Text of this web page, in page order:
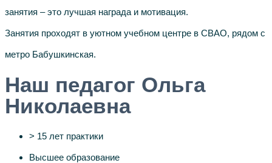
занятия – это лучшая награда и мотивация.
Занятия проходят в уютном учебном центре в СВАО, рядом с
метро Бабушкинская.
Наш педагог Ольга
Николаевна
> 15 лет практики
Высшее образование